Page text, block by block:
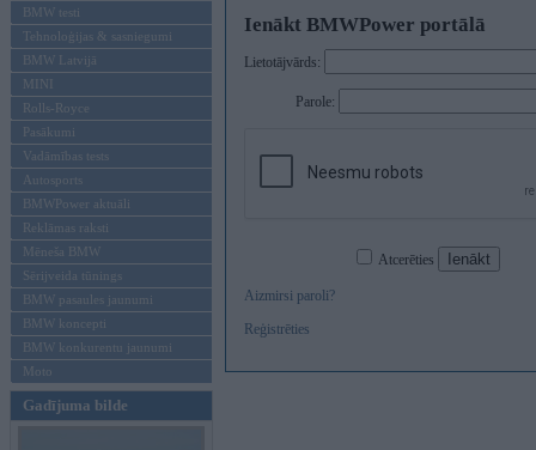
BMW testi
Tehnoloģijas & sasniegumi
BMW Latvijā
MINI
Rolls-Royce
Pasākumi
Vadāmības tests
Autosports
BMWPower aktuāli
Reklāmas raksti
Mēneša BMW
Sērijveida tūnings
BMW pasaules jaunumi
BMW koncepti
BMW konkurentu jaunumi
Moto
Gadījuma bilde
Ienākt BMWPower portālā
Lietotājvārds:
Parole:
Atcerēties
Aizmirsi paroli?
Reģistrēties